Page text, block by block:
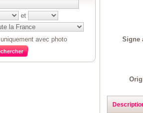
Signe
et
uniquement avec photo